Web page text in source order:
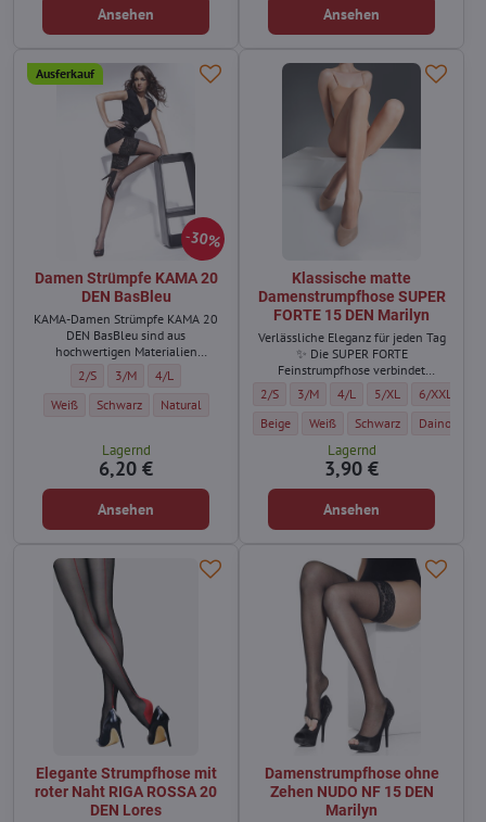
Ansehen Ansehen
30%
Ausferkauf
Damen Strümpfe KAMA 20
DEN BasBleu
KAMA-Damen Strümpfe KAMA 20
DEN BasBleu sind aus
hochwertigen Materialien
Damen Strümpfe KAMA 20 DEN BasBleu - Größe:
2/S Damen Strümpfe KAMA 20 DEN BasBleu - Größe:
3/M Damen Strümpfe KAMA 20 DEN BasBleu - Größe:
4/L
Damen Strümpfe KAMA 20 DEN BasBleu - Farbe:
Weiß Damen Strümpfe KAMA 20 DEN BasBleu - Farbe:
Schwarz Damen Strümpfe KAMA 20 DEN BasBleu - Farbe:
Natural
Lagernd
6,20 €
Ansehen
Klassische matte
Damenstrumpfhose SUPER
FORTE 15 DEN Marilyn
Verlässliche Eleganz für jeden Tag
✨ Die SUPER FORTE
Feinstrumpfhose verbindet
Strapazierfähigkeit – ideal für den
täglichen Einsatz.
Klassische matte Damenstrumpfhose
2/S Klassische matte
3/M Klassische matte
4/L Klassische matte
5/XL Klassische
6/XXL
Klassische matte Damenstrumpfhose
Beige Klassische matte
Weiß Klassische matte
Schwarz Klassische
Daino /
Lagernd
3,90 €
Ansehen
Elegante Strumpfhose mit
roter Naht RIGA ROSSA 20
DEN Lores
Damenstrumpfhose ohne
Zehen NUDO NF 15 DEN
Marilyn